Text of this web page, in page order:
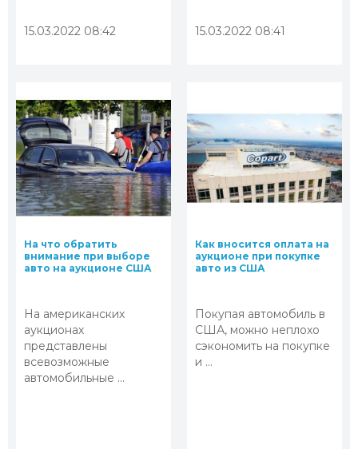
15.03.2022 08:42 15.03.2022 08:41
На что обратить
внимание при выборе
авто на аукционе США
На американских
аукционах
представлены
всевозможные
автомобильные ...
Как вносится оплата на
аукционе при покупке
авто из США
Покупая автомобиль в
США, можно неплохо
сэкономить на покупке
и ...